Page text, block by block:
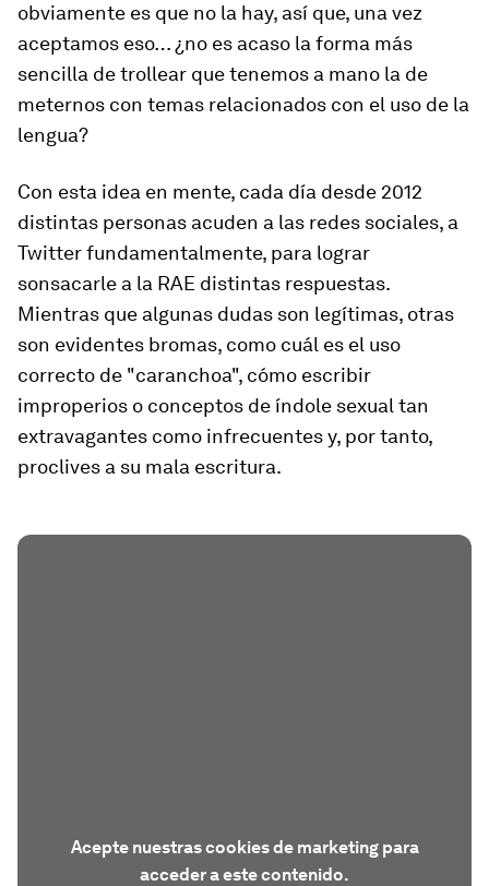
obviamente es que no la hay, así que, una vez
aceptamos eso… ¿no es acaso la forma más
sencilla de trollear que tenemos a mano la de
meternos con temas relacionados con el uso de la
lengua?
Con esta idea en mente, cada día desde 2012
distintas personas acuden a las redes sociales, a
Twitter fundamentalmente, para lograr
sonsacarle a la RAE distintas respuestas.
Mientras que algunas dudas son legítimas, otras
son evidentes bromas, como cuál es el uso
correcto de "caranchoa", cómo escribir
improperios o conceptos de índole sexual tan
extravagantes como infrecuentes y, por tanto,
proclives a su mala escritura.
Acepte nuestras cookies de marketing para
acceder a este contenido.